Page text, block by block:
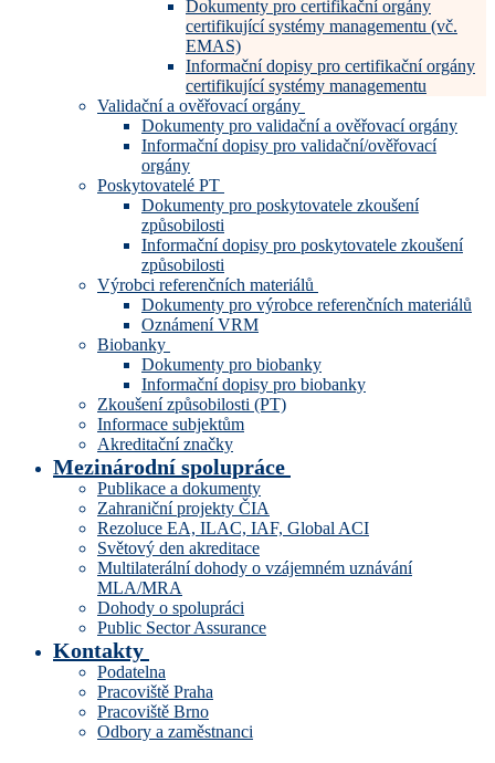
Dokumenty pro certifikační orgány
certifikující systémy managementu (vč.
EMAS)
Informační dopisy pro certifikační orgány
certifikující systémy managementu
Validační a ověřovací orgány
Dokumenty pro validační a ověřovací orgány
Informační dopisy pro validační/ověřovací
orgány
Poskytovatelé PT
Dokumenty pro poskytovatele zkoušení
způsobilosti
Informační dopisy pro poskytovatele zkoušení
způsobilosti
Výrobci referenčních materiálů
Dokumenty pro výrobce referenčních materiálů
Oznámení VRM
Biobanky
Dokumenty pro biobanky
Informační dopisy pro biobanky
Zkoušení způsobilosti (PT)
Informace subjektům
Akreditační značky
Mezinárodní spolupráce
Publikace a dokumenty
Zahraniční projekty ČIA
Rezoluce EA, ILAC, IAF, Global ACI
Světový den akreditace
Multilaterální dohody o vzájemném uznávání
MLA/MRA
Dohody o spolupráci
Public Sector Assurance
Kontakty
Podatelna
Pracoviště Praha
Pracoviště Brno
Odbory a zaměstnanci